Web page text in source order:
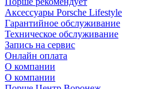
Аксессуары Porsche Lifestyle
Гарантийное обслуживание
Техническое обслуживание
Запись на сервис
Онлайн оплата
О компании
О компании